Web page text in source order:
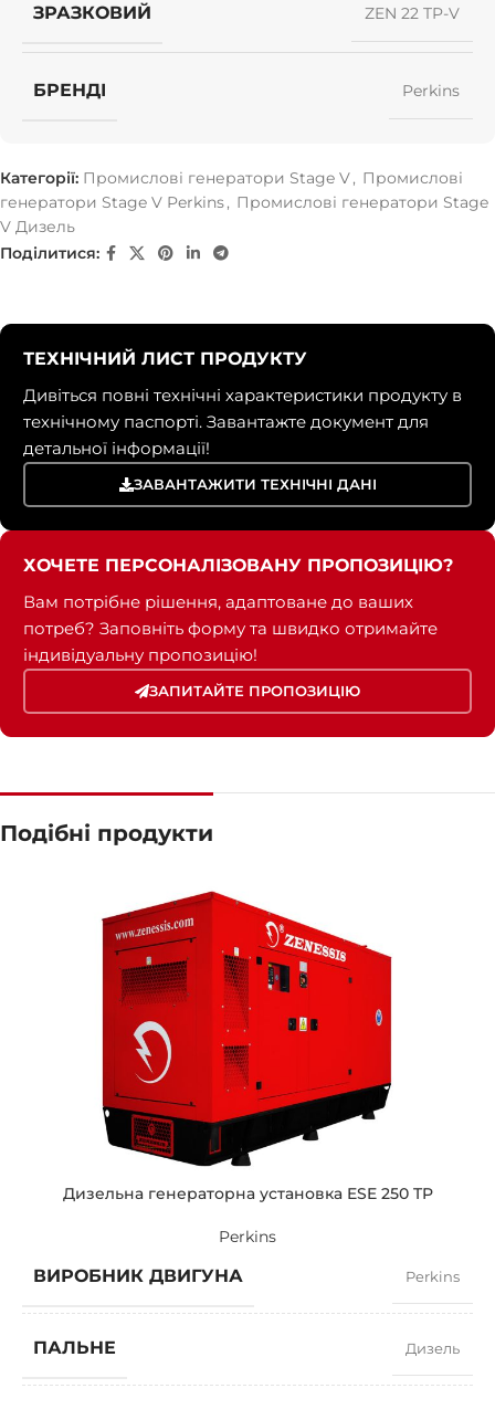
ЗРАЗКОВИЙ ZEN 22 TP-V
БРЕНДІ Perkins
Категорії: Промислові генератори Stage V, Промислові
генератори Stage V Perkins, Промислові генератори Stage
V Дизель
Поділитися:
ТЕХНІЧНИЙ ЛИСТ ПРОДУКТУ
Дивіться повні технічні характеристики продукту в
технічному паспорті. Завантажте документ для
детальної інформації!
ЗАВАНТАЖИТИ ТЕХНІЧНІ ДАНІ
ХОЧЕТЕ ПЕРСОНАЛІЗОВАНУ ПРОПОЗИЦІЮ?
Вам потрібне рішення, адаптоване до ваших
потреб? Заповніть форму та швидко отримайте
індивідуальну пропозицію!
ЗАПИТАЙТЕ ПРОПОЗИЦІЮ
Подібні продукти
Дизельна генераторна установка ESE 250 TP
Perkins
ВИРОБНИК ДВИГУНА Perkins
ПАЛЬНЕ Дизель